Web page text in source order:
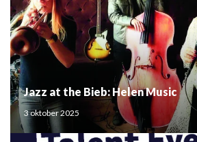
Jazz at the Bieb: Helen Music
3 oktober 2025